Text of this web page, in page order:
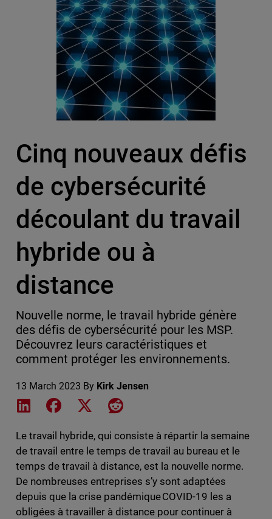
Cinq nouveaux défis
de cybersécurité
découlant du travail
hybride ou à
distance
Nouvelle norme, le travail hybride génère
des défis de cybersécurité pour les MSP.
Découvrez leurs caractéristiques et
comment protéger les environnements.
13 March 2023 By Kirk Jensen
Share on LinkedIn
Share on Facebook
Share on XShare on Reddit
Le travail hybride, qui consiste à répartir la semaine
de travail entre le temps de travail au bureau et le
temps de travail à distance, est la nouvelle norme.
De nombreuses entreprises s’y sont adaptées
depuis que la crise pandémique COVID-19 les a
obligées à travailler à distance pour continuer à